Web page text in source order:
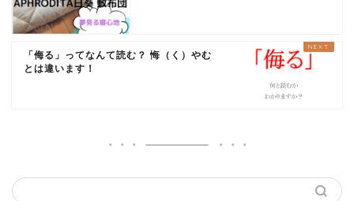
「侮る」ってなんて読む？ 悔（く）やむ
とは違います！